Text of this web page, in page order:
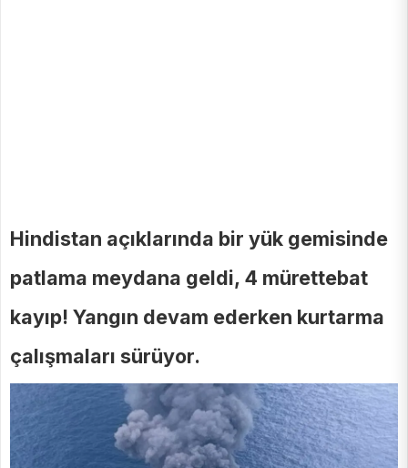
Hindistan açıklarında bir yük gemisinde
patlama meydana geldi, 4 mürettebat
kayıp! Yangın devam ederken kurtarma
çalışmaları sürüyor.